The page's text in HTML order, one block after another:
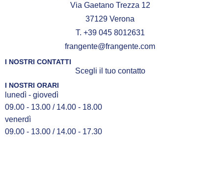
Via Gaetano Trezza 12
37129 Verona
T. +39 045 8012631
frangente@frangente.com
I NOSTRI CONTATTI
Scegli il tuo contatto
I NOSTRI ORARI
lunedì - giovedì
09.00 - 13.00 / 14.00 - 18.00
venerdì
09.00 - 13.00 / 14.00 - 17.30